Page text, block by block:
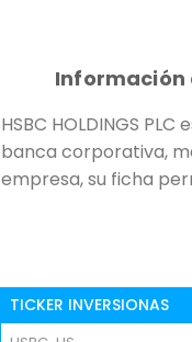
Información
HSBC HOLDINGS
banca corporativa,
empresa, su ficha
TICKER INVERSIONAS